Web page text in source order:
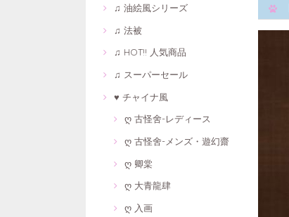
♫ 油絵風シリーズ
♫ 法被
♫ HOT!! 人気商品
♫ スーパーセール
♥ チャイナ風
ღ 古怪舍-レディース
ღ 古怪舍-メンズ・遊幻齋
ღ 卿棠
ღ 大青龍肆
ღ 入画